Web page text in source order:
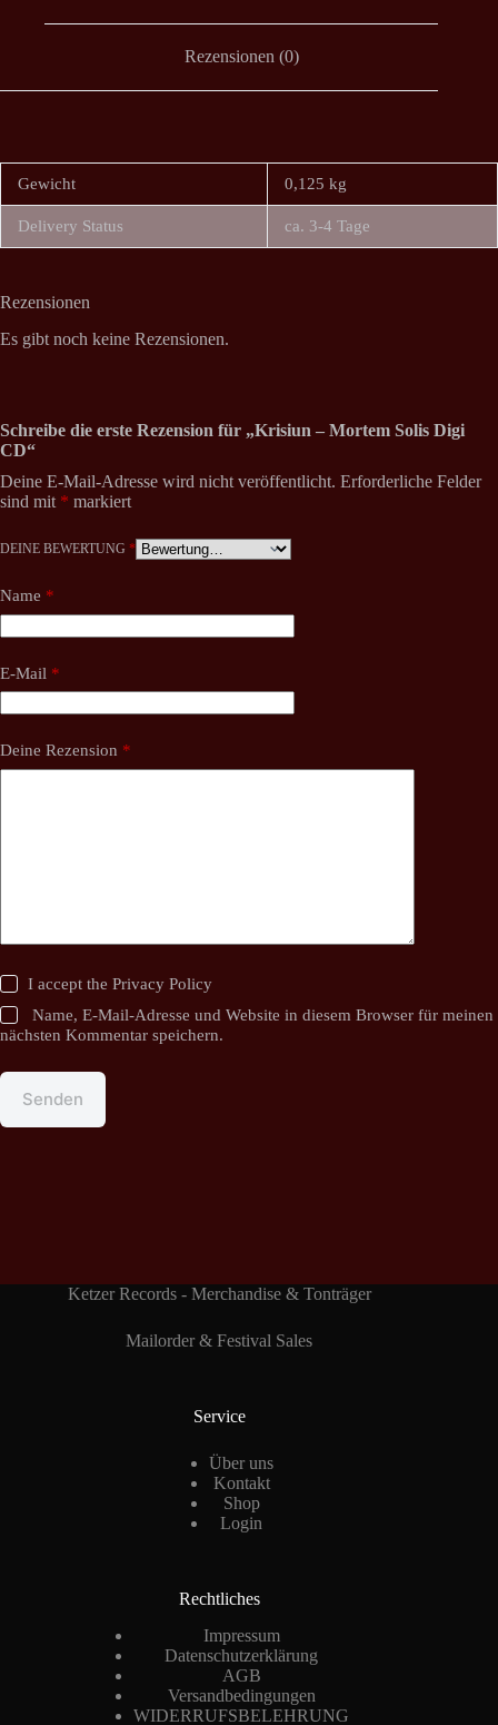
Rezensionen (0)
Gewicht 0,125 kg
Delivery Status ca. 3-4 Tage
Rezensionen
Es gibt noch keine Rezensionen.
Schreibe die erste Rezension für „Krisiun – Mortem Solis Digi
CD“
Deine E-Mail-Adresse wird nicht veröffentlicht. Erforderliche Felder
sind mit * markiert
DEINE BEWERTUNG *
Name *
E-Mail *
Deine Rezension *
I accept thePrivacy Policy
Name, E-Mail-Adresse und Website in diesem Browser für meinen
nächsten Kommentar speichern.
Senden
Ketzer Records - Merchandise & Tonträger
Mailorder & Festival Sales
Service
Über uns
Kontakt
Shop
Login
Rechtliches
Impressum
Datenschutzerklärung
AGB
Versandbedingungen
WIDERRUFSBELEHRUNG